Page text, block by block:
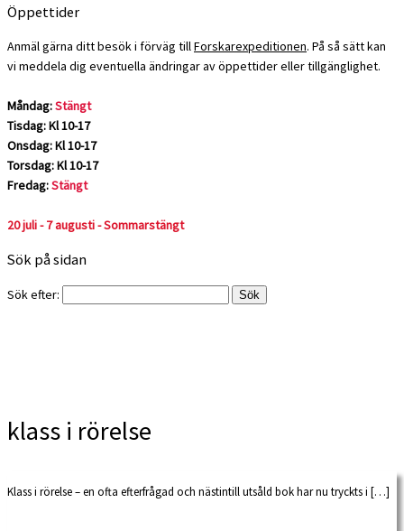
Öppettider
Anmäl gärna ditt besök i förväg tillForskarexpeditionen. På så sätt kan
vi meddela dig eventuella ändringar av öppettider eller tillgänglighet.
Måndag:Stängt
Tisdag: Kl 10-17
Onsdag: Kl 10-17
Torsdag: Kl 10-17
Fredag:Stängt
20 juli - 7 augusti - Sommarstängt
Sök på sidan
Sök efter:
klass i rörelse
Klass i rörelse – en ofta efterfrågad och nästintill utsåld bok har nu tryckts i […]